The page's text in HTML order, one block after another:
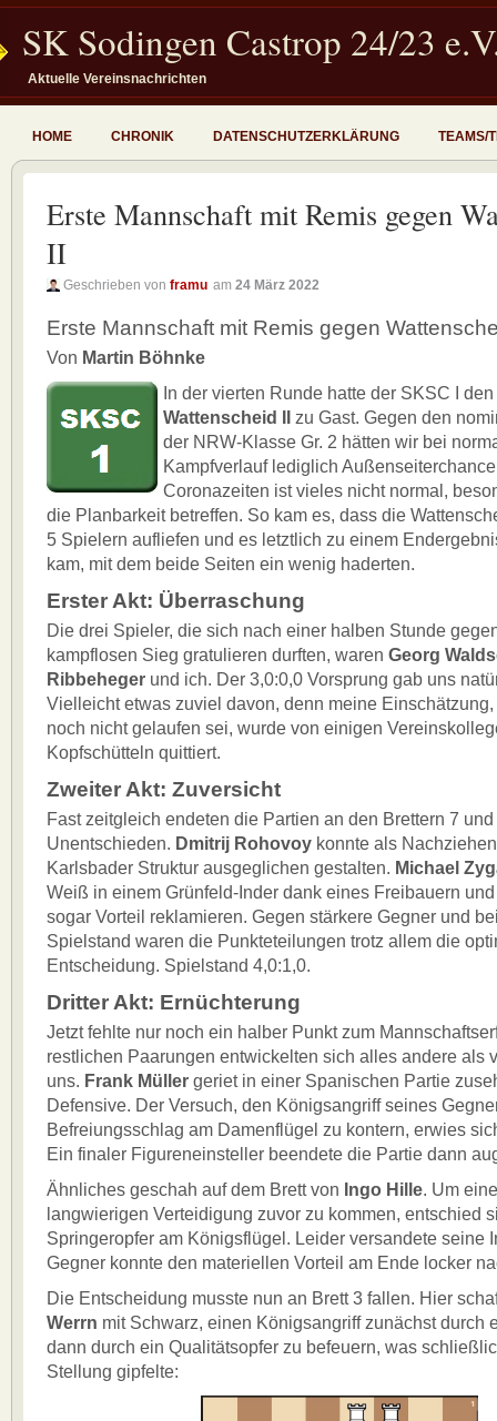
SK Sodingen Castrop 24/23
Aktuelle Vereinsnachrichten
HOME CHRONIK DATENSCHUTZERKLÄRUNG TEAMS/
Erste Mannschaft mit Remis gegen
II
Geschrieben von framu am 24 März 2022
Erste Mannschaft mit Remis gegen
Von Martin Böhnke
In der vierten Runde hatte der SKSC I den
Wattenscheid II
zu Gast. Gegen den
der NRW-Klasse Gr. 2 hätten wir bei
Kampfverlauf lediglich
Coronazeiten ist vieles nicht normal,
die Planbarkeit betreffen. So kam es, dass die
5 Spielern aufliefen und es letztlich zu einem
kam, mit dem beide Seiten ein wenig haderten.
Erster Akt: Überraschung
Die drei Spieler, die sich nach einer halben Stunde
kampflosen Sieg gratulieren durften, waren Georg
Ribbeheger und ich. Der 3,0:0,0 Vorsprung gab uns
Vielleicht etwas zuviel davon, denn meine
noch nicht gelaufen sei, wurde von einigen
Kopfschütteln quittiert.
Zweiter Akt: Zuversicht
Fast zeitgleich endeten die Partien an den Brettern 7
Unentschieden. Dmitrij Rohovoy konnte als
Karlsbader Struktur ausgeglichen gestalten. Michael
Weiß in einem Grünfeld-Inder dank eines Freibauern
sogar Vorteil reklamieren. Gegen stärkere Gegner und
Spielstand waren die Punkteteilungen trotz allem die
Entscheidung. Spielstand 4,0:1,0.
Dritter Akt: Ernüchterung
Jetzt fehlte nur noch ein halber Punkt zum
restlichen Paarungen entwickelten sich alles andere als
uns. Frank Müller geriet in einer Spanischen Partie
Defensive. Der Versuch, den Königsangriff seines
Befreiungsschlag am Damenflügel zu kontern, erwies
Ein finaler Figureneinsteller beendete die Partie dann
Ähnliches geschah auf dem Brett von Ingo Hille. Um
langwierigen Verteidigung zuvor zu kommen, entschied
Springeropfer am Königsflügel. Leider versandete seine
Gegner konnte den materiellen Vorteil am Ende locker
Die Entscheidung musste nun an Brett 3 fallen. Hier
Werrn mit Schwarz, einen Königsangriff zunächst durch
dann durch ein Qualitätsopfer zu befeuern, was
Stellung gipfelte: